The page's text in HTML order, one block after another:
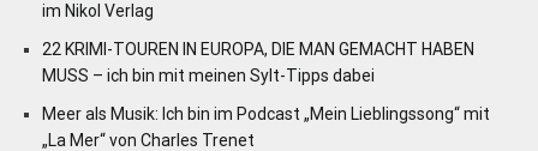
im Nikol Verlag
22 KRIMI-TOUREN IN EUROPA, DIE MAN GEMACHT HABEN
MUSS – ich bin mit meinen Sylt-Tipps dabei
Meer als Musik: Ich bin im Podcast „Mein Lieblingssong“ mit
„La Mer“ von Charles Trenet